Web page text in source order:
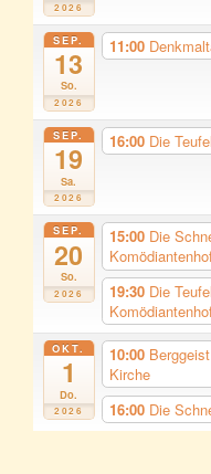
2026
SEP.
13
So.
2026
11:00
SEP.
19
Sa.
2026
16:00 Die
SEP.
20
So.
2026
15:00 Die
19:30 Die
OKT.
1
Do.
2026
10:00
Kirche
16:00 Die